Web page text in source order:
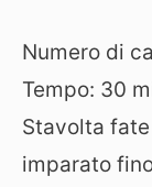
Numero di
Tempo: 30
Stavolta
imparato